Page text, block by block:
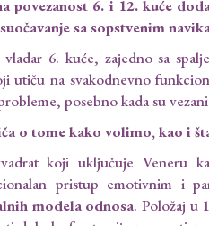
povezanost 6. i 12. kuće
sa sopstvenim
vladar 6. kuće, zajedno sa
utiču na svakodnevno
posebno kada su
o tome kako volimo, kao i
koji uključuje Veneru
pristup emotivnim i
modela odnosa. Položaj u